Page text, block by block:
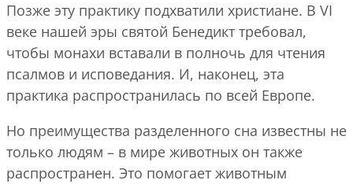
Позже эту практику подхватили христиане. В VI
веке нашей эры святой Бенедикт требовал,
чтобы монахи вставали в полночь для чтения
псалмов и исповедания. И, наконец, эта
практика распространилась по всей Европе.
Но преимущества разделенного сна известны не
только людям – в мире животных он также
распространен. Это помогает животным